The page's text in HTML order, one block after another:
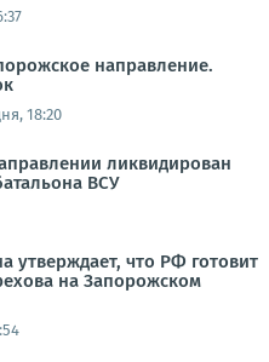
направление.
18:20
ликвидирован
ВСУ
утверждает, что РФ готовит
на Запорожском